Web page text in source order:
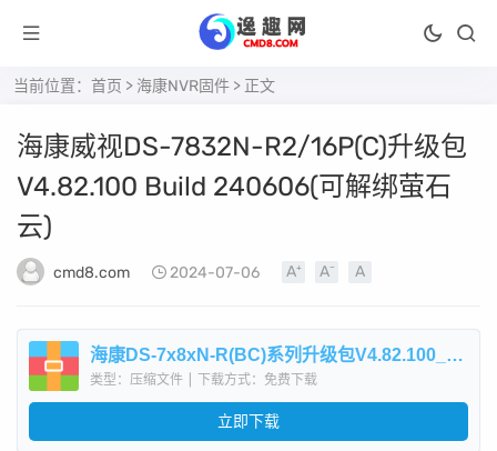
当前位置： 首页 > 海康NVR固件 > 正文
海康威视DS-7832N-R2/16P(C)升级包
V4.82.100 Build 240606(可解绑萤石
云)
cmd8.com 2024-07-06
海康DS-7x8xN-R(BC)系列升级包V4.82.100_240606.zip
类型：压缩文件 下载方式：免费下载
立即下载